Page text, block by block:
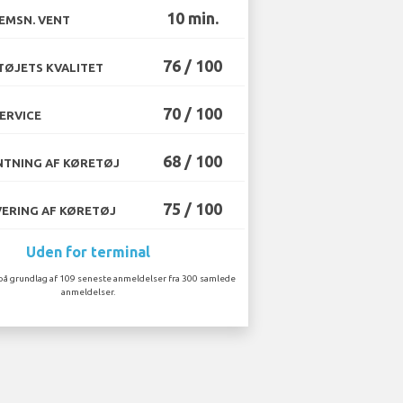
VENT 10 min.
KVALITET 76 / 100
70 / 100
AF KØRETØJ 68 / 100
AF KØRETØJ 75 / 100
Uden for terminal
grundlag af 109 seneste anmeldelser fra 300 samlede
anmeldelser.